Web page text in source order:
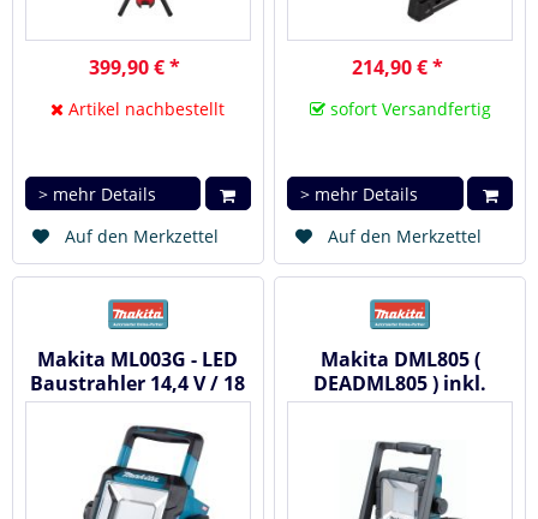
399,90 € *
Artikel nachbestellt
> mehr Details
Auf den Merkzettel
214,90 € *
sofort Versandfertig
> mehr Details
Auf den Merkzettel
Makita ML003G - LED
Baustrahler 14,4 V / 18
V / 40 V 1.100 Lm
Makita DML805 (
DEADML805 ) inkl.
Akku 5,0 Ah +